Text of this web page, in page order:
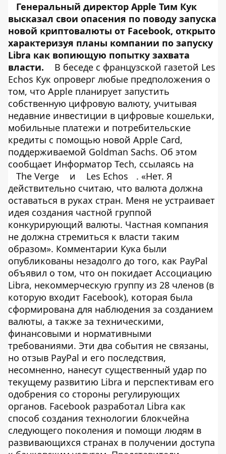
Генеральный директор Apple Тим Кук
высказал свои опасения по поводу запуска
новой криптовалюты от Facebook, открыто
характеризуя планы компании по запуску
Libra как вопиющую попытку захвата
власти.
В беседе с французской газетой Les
Echos Кук опроверг любые предположения о
том, что Apple планирует запустить
собственную цифровую валюту, учитывая
недавние инвестиции в цифровые кошельки,
мобильные платежи и потребительские
кредиты с помощью новой Apple Card,
поддерживаемой Goldman Sachs. Об этом
сообщает Информатор Tech, ссылаясь на
The Verge
и Les Echos
. «Нет. Я
действительно считаю, что валюта должна
оставаться в руках стран. Меня не устраивает
идея создания частной группой
конкурирующий валюты. Частная компания
не должна стремиться к власти таким
образом». Комментарии Кука были
опубликованы незадолго до того, как PayPal
объявил о том, что он покидает Ассоциацию
Libra, некоммерческую группу из 28 членов (в
которую входит Facebook), которая была
сформирована для наблюдения за созданием
валюты, а также за техническими,
финансовыми и нормативными
требованиями. Эти два события не связаны,
но отзыв PayPal и его последствия,
несомненно, нанесут существенный удар по
текущему развитию Libra и перспективам его
одобрения со стороны регулирующих
органов. Facebook разработал Libra как
способ создания технологии блокчейна
следующего поколения и помощи людям в
развивающихся странах в получении доступа